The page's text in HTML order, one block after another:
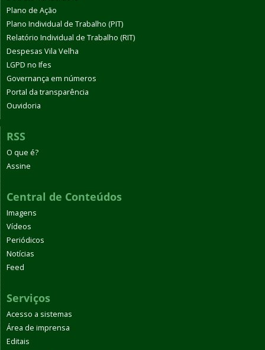
Plano de Ação
Plano Individual de Trabalho (PIT)
Relatório Individual de Trabalho (RIT)
Despesas Vila Velha
LGPD no Ifes
Governança em números
Portal da transparência
Ouvidoria
RSS
O que é?
Assine
Central de Conteúdos
Imagens
Vídeos
Periódicos
Notícias
Feed
Serviços
Acesso a sistemas
Área de imprensa
Editais